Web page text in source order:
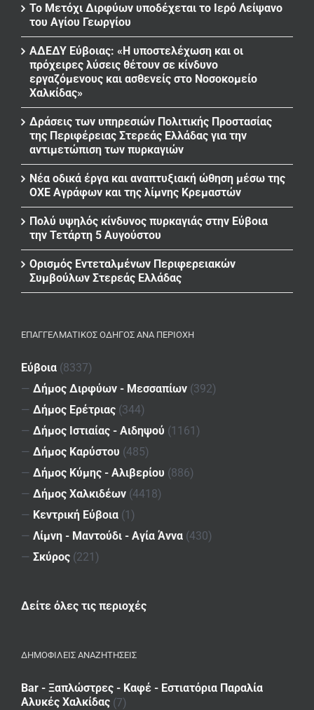
Το Μετόχι Διρφύων υποδέχεται το Ιερό Λείψανο
του Αγίου Γεωργίου
ΑΔΕΔΥ Εύβοιας: «Η υποστελέχωση και οι
πρόχειρες λύσεις θέτουν σε κίνδυνο
εργαζόμενους και ασθενείς στο Νοσοκομείο
Χαλκίδας»
Δράσεις των υπηρεσιών Πολιτικής Προστασίας
της Περιφέρειας Στερεάς Ελλάδας για την
αντιμετώπιση των πυρκαγιών
Νέα οδικά έργα και αναπτυξιακή ώθηση μέσω της
ΟΧΕ Αγράφων και της λίμνης Κρεμαστών
Πολύ υψηλός κίνδυνος πυρκαγιάς στην Εύβοια
την Τετάρτη 5 Αυγούστου
Ορισμός Εντεταλμένων Περιφερειακών
Συμβούλων Στερεάς Ελλάδας
ΕΠΑΓΓΕΛΜΑΤΙΚΌΣ ΟΔΗΓΌΣ ΑΝΆ ΠΕΡΙΟΧΉ
Εύβοια (8337)
— Δήμος Διρφύων - Μεσσαπίων (392)
— Δήμος Ερέτριας (344)
— Δήμος Ιστιαίας - Αιδηψού (1161)
— Δήμος Καρύστου (485)
— Δήμος Κύμης - Αλιβερίου (886)
— Δήμος Χαλκιδέων (4418)
— Κεντρική Εύβοια (1)
— Λίμνη - Μαντούδι - Αγία Άννα (430)
— Σκύρος (221)
Δείτε όλες τις περιοχές
ΔΗΜΟΦΙΛΕΙΣ ΑΝΑΖΗΤΗΣΕΙΣ
Bar - Ξαπλώστρες - Καφέ - Εστιατόρια Παραλία
Αλυκές Χαλκίδας (7)